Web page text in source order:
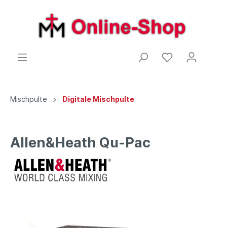
Mischpulte Digitale Mischpulte
Allen&Heath Qu-Pac